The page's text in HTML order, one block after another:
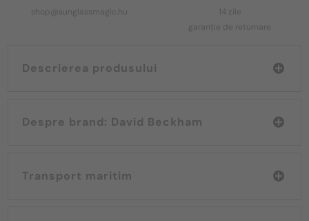
shop@sunglassmagic.hu
14 zile
garanție de returnare
Descrierea produsului
Despre brand: David Beckham
Transport maritim